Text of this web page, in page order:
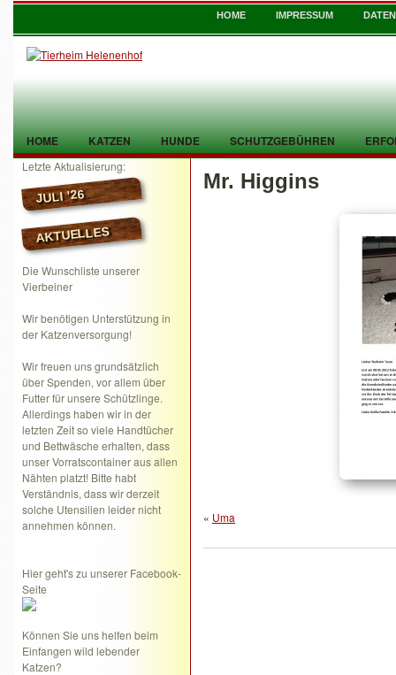
HOME IMPRESSUM
HOME KATZEN HUNDE SCHUTZGEBÜHREN
TIER GEFUNDEN KONTAKT
Letzte Aktualisierung:
JULI ’26
AKTUELLES
Die Wunschliste unserer
Vierbeiner
Wir benötigen Unterstützung in
der Katzenversorgung!
Wir freuen uns grundsätzlich
über Spenden, vor allem über
Futter für unsere Schützlinge.
Allerdings haben wir in der
letzten Zeit so viele Handtücher
und Bettwäsche erhalten, dass
unser Vorratscontainer aus allen
Nähten platzt! Bitte habt
Verständnis, dass wir derzeit
solche Utensilien leider nicht
annehmen können.
Hier geht's zu unserer Facebook-
Seite
Können Sie uns helfen beim
Einfangen wild lebender
Katzen?
Mr. Higgins
« Uma